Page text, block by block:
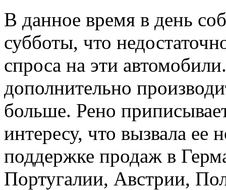
В данное время в день
субботы, что
спроса на эти
дополнительно
больше. Рено
интересу, что вызвала
поддержке продаж в
Португалии, Австрии,